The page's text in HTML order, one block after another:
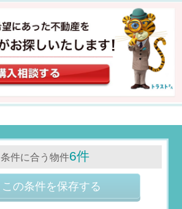
条件に合う物件6件
この条件を保存する